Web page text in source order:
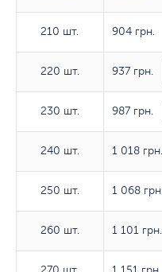
210 шт.
220 шт.
230 шт.
240 шт.
250 шт.
260 шт.
210 шт. 904 грн.
220 шт. 937 грн.
230 шт. 987 грн.
240 шт. 1 018 грн.
250 шт. 1 068 грн.
260 шт. 1 101 грн.